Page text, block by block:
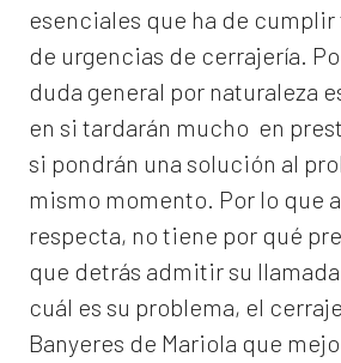
esenciales que ha de
de urgencias de cerrajería.
duda general por naturaleza
en si tardarán mucho en
si pondrán una solución al
mismo momento. Por lo que
respecta, no tiene por qué
que detrás admitir su
cuál es su problema, el
Banyeres de Mariola que